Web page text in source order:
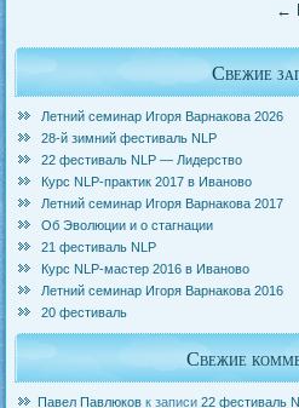
←
Свежие
Летний семинар Игоря Варнакова 2026
28-й зимний фестиваль NLP
22 фестиваль NLP — Лидерство
Курс NLP-практик 2017 в Иваново
Летний семинар Игоря Варнакова 2017
Об Эволюции и о стагнации
21 фестиваль NLP
Курс NLP-мастер 2016 в Иваново
Летний семинар Игоря Варнакова 2016
20 фестиваль
Свежие
Павел Павлюков к записи22 фестиваль